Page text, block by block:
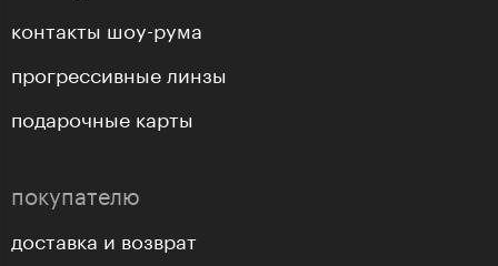
контакты шоу-рума
прогрессивные линзы
подарочные карты
покупателю
доставка и возврат